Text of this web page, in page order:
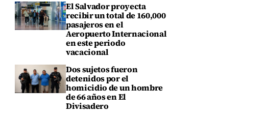
El Salvador proyecta
recibir un total de 160,000
pasajeros en el
Aeropuerto Internacional
en este periodo
vacacional
Dos sujetos fueron
detenidos por el
homicidio de un hombre
de 66 años en El
Divisadero